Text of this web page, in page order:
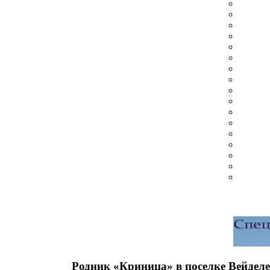
Родник «Криница» в поселке